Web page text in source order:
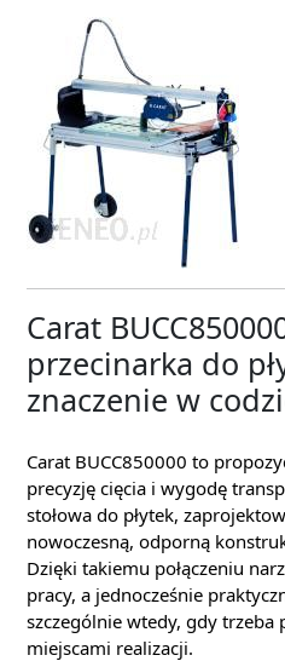
Carat
przecinarka do
znaczenie w
Carat BUCC850000 to
precyzję cięcia i wygodę
stołowa do płytek,
nowoczesną, odporną
Dzięki takiemu połączeniu
pracy, a jednocześnie
szczególnie wtedy, gdy trzeba
miejscami realizacji.